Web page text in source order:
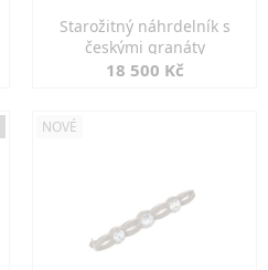
Starožitný náhrdelník s
českými granáty
18 500 Kč
NOVÉ